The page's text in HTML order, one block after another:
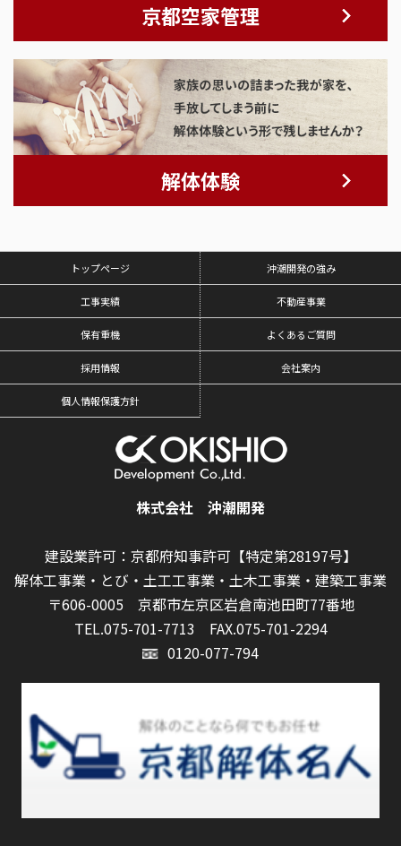
京都空家管理
解体体験
トップページ 沖潮開発の強み
工事実績 不動産事業
保有重機 よくあるご質問
採用情報 会社案内
個人情報保護方針
株式会社 沖潮開発
建設業許可：京都府知事許可【特定第28197号】
解体工事業・とび・土工工事業・土木工事業・建築工事業
〒606-0005 京都市左京区岩倉南池田町77番地
TEL.075-701-7713 FAX.075-701-2294
0120-077-794